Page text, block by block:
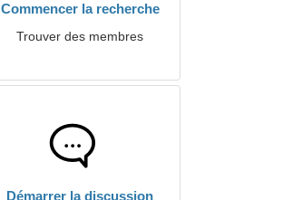
Commencer la recherche
Trouver des membres
Démarrer la discussion